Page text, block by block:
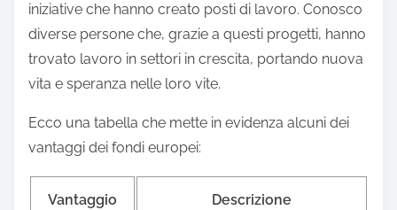
iniziative che hanno creato posti di lavoro. Conosco
diverse persone che, grazie a questi progetti, hanno
trovato lavoro in settori in crescita, portando nuova
vita e speranza nelle loro vite.
Ecco una tabella che mette in evidenza alcuni dei
vantaggi dei fondi europei:
Vantaggio Descrizione